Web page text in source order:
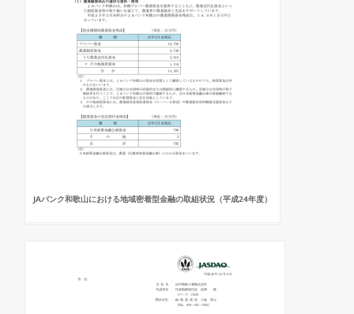
JAバンク和歌山における地域密着型金融の取組状況（平成24年度）